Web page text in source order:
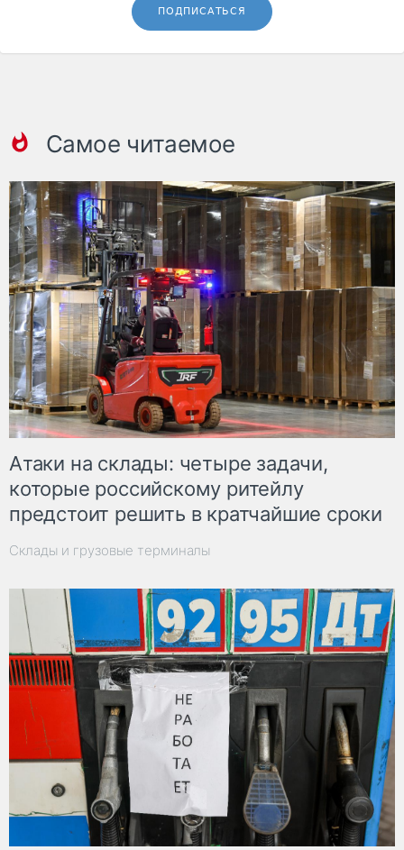
ПОДПИСАТЬСЯ
Самое читаемое
Атаки на склады: четыре задачи,
которые российскому ритейлу
предстоит решить в кратчайшие сроки
Склады и грузовые терминалы